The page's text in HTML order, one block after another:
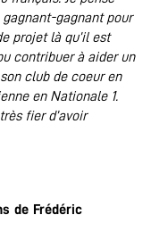
gagnant pour
projet là qu’il est
contribuer à aider un
club de coeur en
en Nationale 1.
fier d’avoir
de Frédéric